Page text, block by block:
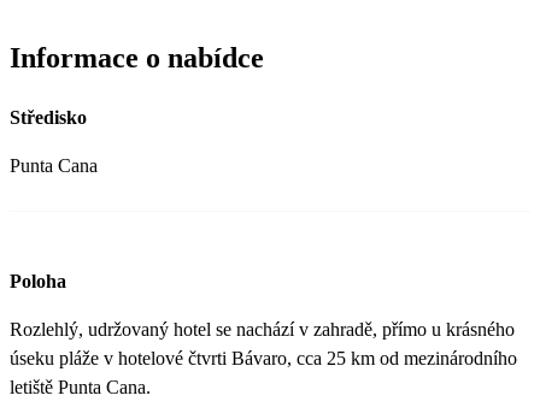
Informace o nabídce
Středisko
Punta Cana
Poloha
Rozlehlý, udržovaný hotel se nachází v zahradě, přímo u krásného
úseku pláže v hotelové čtvrti Bávaro, cca 25 km od mezinárodního
letiště Punta Cana.